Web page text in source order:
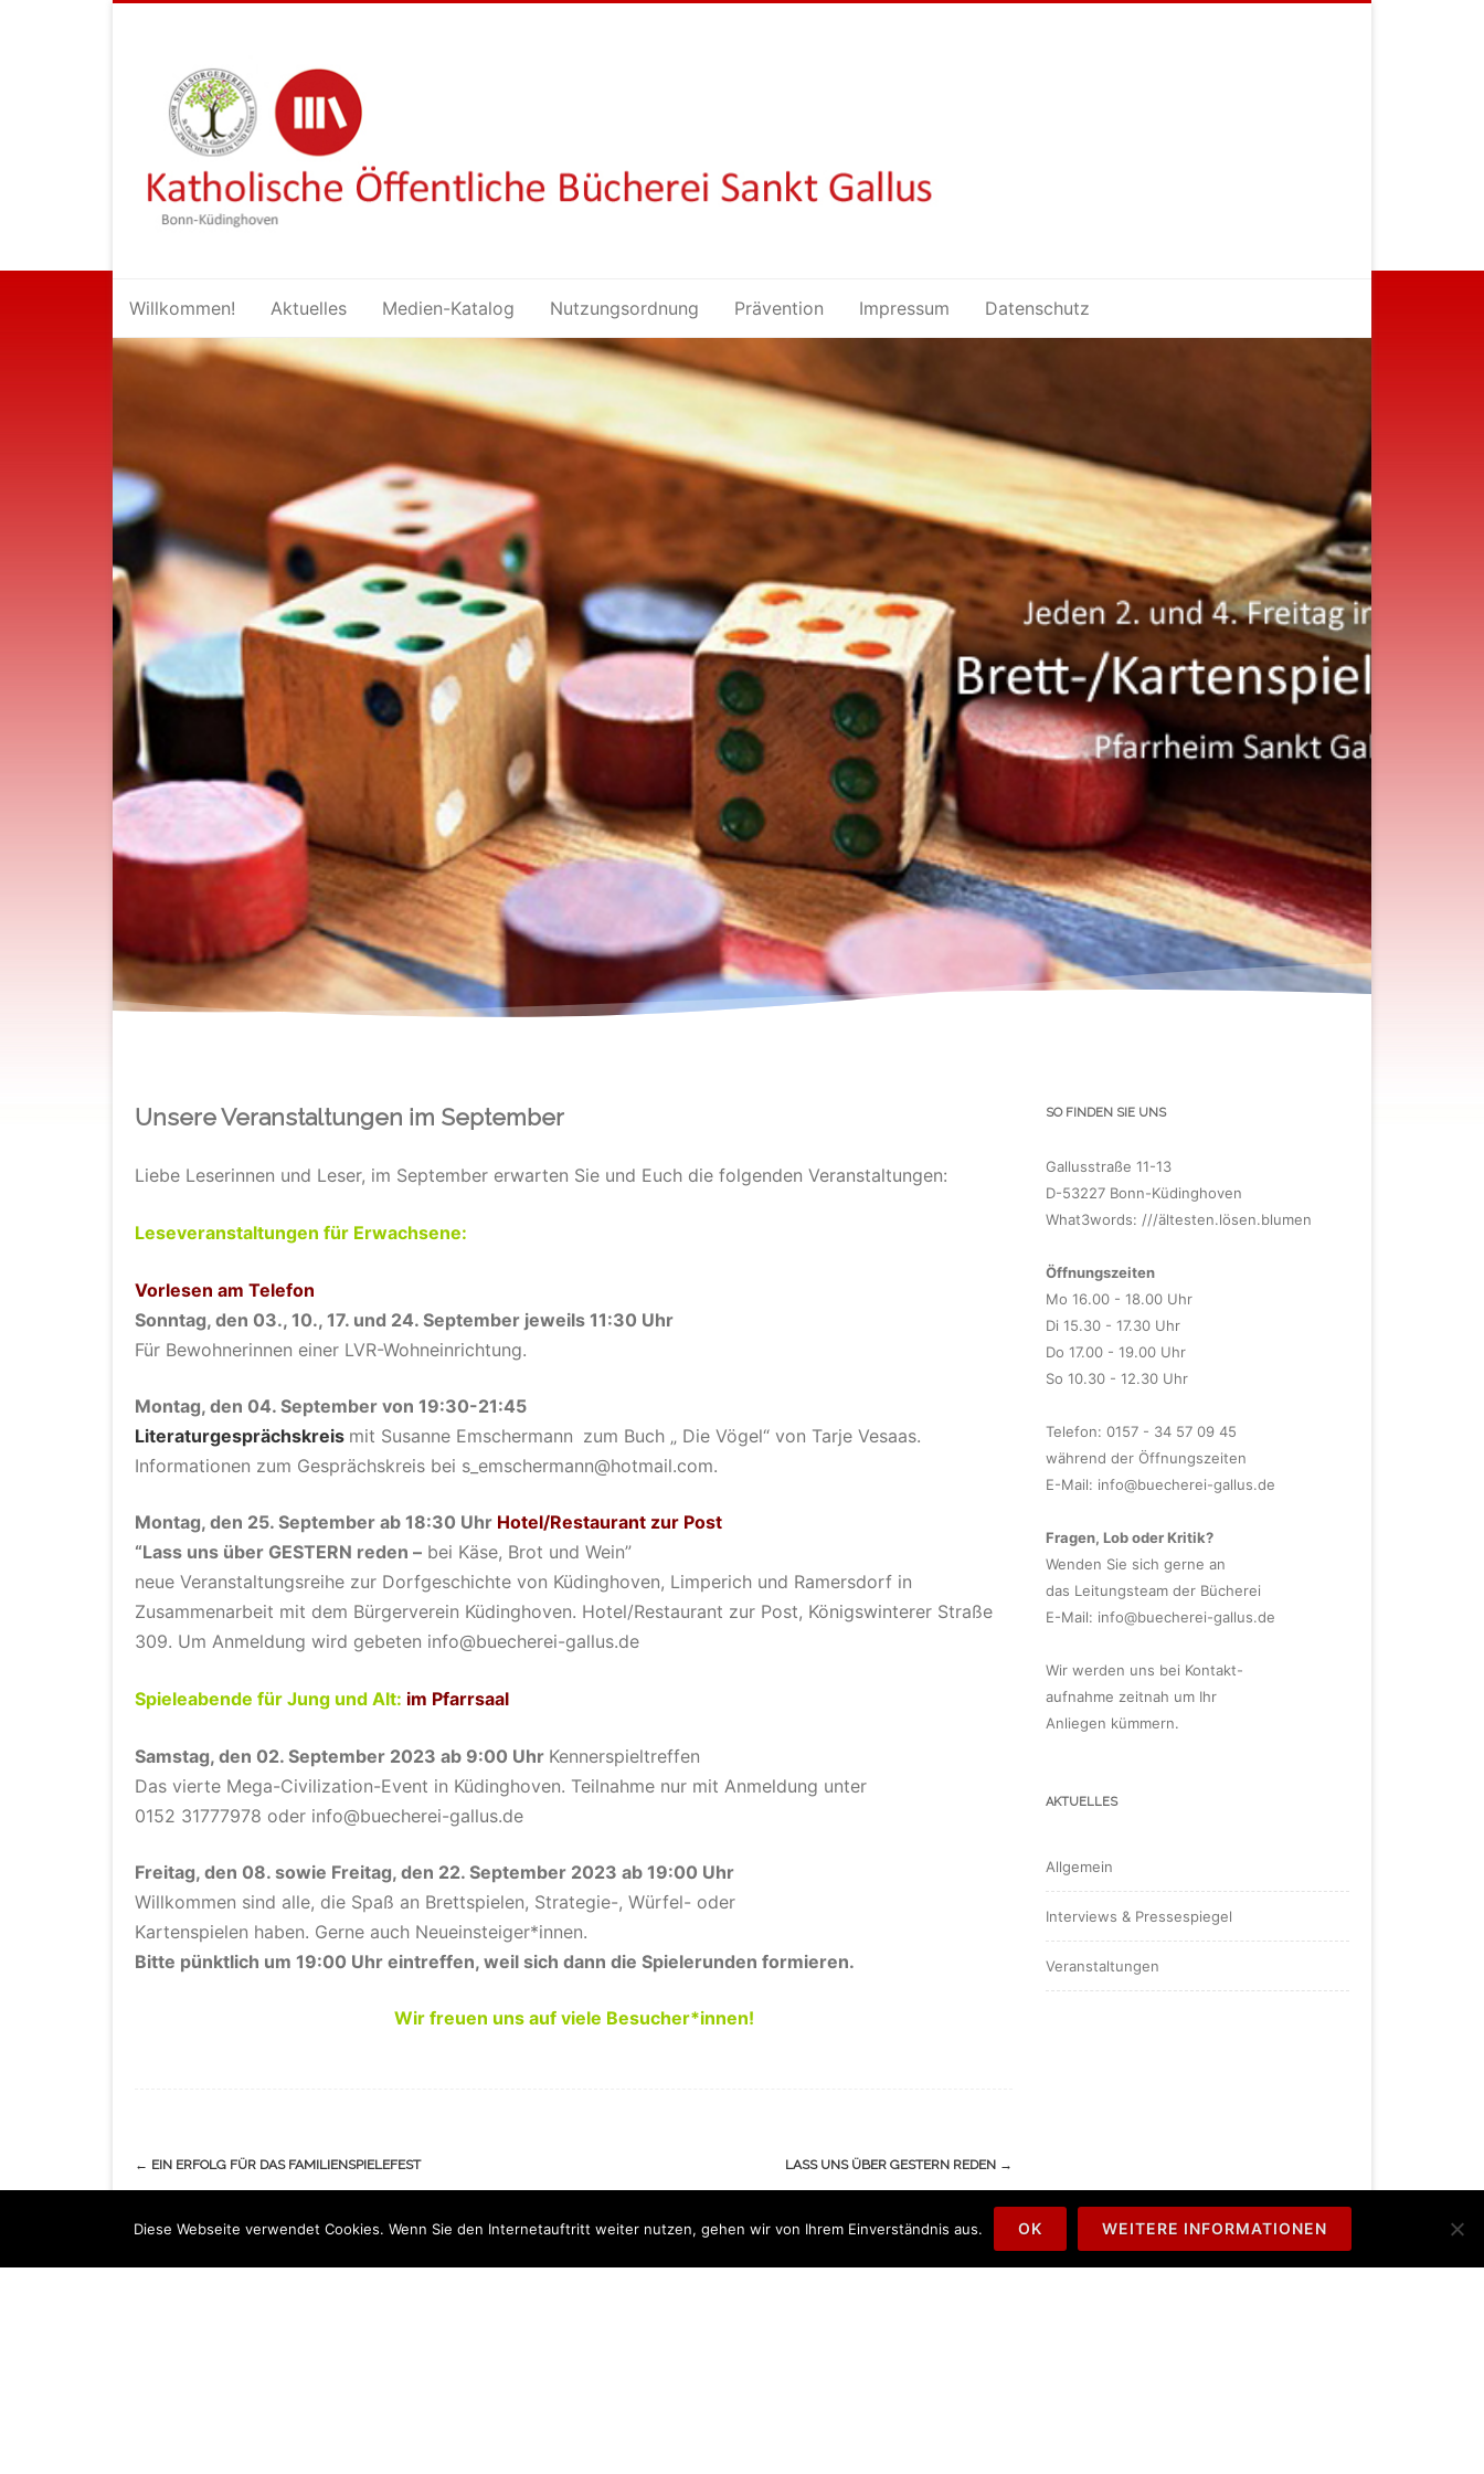
Willkommen! Aktuelles Medien-Katalog Nutzungsordnung Prävention Impressum Datenschutz
Unsere Veranstaltungen im September
Liebe Leserinnen und Leser, im September erwarten Sie und Euch die folgenden Veranstaltungen:
Leseveranstaltungen für Erwachsene:
Vorlesen am Telefon
Sonntag, den 03., 10., 17. und 24. September jeweils 11:30 Uhr
Für Bewohnerinnen einer LVR-Wohneinrichtung.
Montag, den 04. September von 19:30-21:45
Literaturgesprächskreis mit Susanne Emschermann zum Buch „ Die Vögel“ von Tarje Vesaas.
Informationen zum Gesprächskreis bei s_emschermann@hotmail.com.
Montag, den 25. September ab 18:30 Uhr Hotel/Restaurant zur Post
“Lass uns über GESTERN reden – bei Käse, Brot und Wein”
neue Veranstaltungsreihe zur Dorfgeschichte von Küdinghoven, Limperich und Ramersdorf in
Zusammenarbeit mit dem Bürgerverein Küdinghoven. Hotel/Restaurant zur Post, Königswinterer Straße
309. Um Anmeldung wird gebeten info@buecherei-gallus.de
Spieleabende für Jung und Alt: im Pfarrsaal
Samstag, den 02. September 2023 ab 9:00 Uhr Kennerspieltreffen
Das vierte Mega-Civilization-Event in Küdinghoven. Teilnahme nur mit Anmeldung unter
0152 31777978 oder info@buecherei-gallus.de
Freitag, den 08. sowie Freitag, den 22. September 2023 ab 19:00 Uhr
Willkommen sind alle, die Spaß an Brettspielen, Strategie-, Würfel- oder
Kartenspielen haben. Gerne auch Neueinsteiger*innen.
Bitte pünktlich um 19:00 Uhr eintreffen, weil sich dann die Spielerunden formieren.
Wir freuen uns auf viele Besucher*innen!
Navigation
(Beiträge)
← EIN ERFOLG FÜR DAS FAMILIENSPIELEFEST LASS UNS ÜBER GESTERN REDEN →
SO FINDEN SIE UNS
Gallusstraße 11-13
D-53227 Bonn-Küdinghoven
What3words: ///ältesten.lösen.blumen
Öffnungszeiten
Mo 16.00 - 18.00 Uhr
Di 15.30 - 17.30 Uhr
Do 17.00 - 19.00 Uhr
So 10.30 - 12.30 Uhr
Telefon: 0157 - 34 57 09 45
während der Öffnungszeiten
E-Mail: info@buecherei-gallus.de
Fragen, Lob oder Kritik?
Wenden Sie sich gerne an
das Leitungsteam der Bücherei
E-Mail: info@buecherei-gallus.de
Wir werden uns bei Kontakt-
aufnahme zeitnah um Ihr
Anliegen kümmern.
AKTUELLES
Allgemein
Interviews & Pressespiegel
Veranstaltungen
Diese Webseite verwendet Cookies. Wenn Sie den Internetauftritt weiter nutzen, gehen wir von Ihrem Einverständnis aus. OK WEITERE INFORMATIONEN